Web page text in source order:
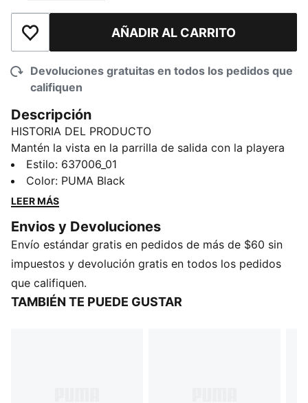
Añadir a la lista de deseosAÑADIR AL CARRITO
Devoluciones gratuitas en todos los pedidos que
califiquen
Descripción
HISTORIA DEL PRODUCTO
Mantén la vista en la parrilla de salida con la playera
Ferrari Graphic. La actitud de la Fórmula 1® cobra
fuerza con estampados inspirados en pilotos de
carreras. Suave, fácil de usar y siempre lista para
CARACTERÍSTICAS Y BENEFICIOS
Producto fabricado con al menos un 20% de
materiales reciclados
DETALLES
Producto diseñado para: Lifestyle by PUMA
Estilo: 637006_01
Color: PUMA Black
LEER MÁS
Envios y Devoluciones
Envío estándar gratis en pedidos de más de $60 sin
impuestos y devolución gratis en todos los pedidos
que califiquen.
TAMBIÉN TE PUEDE GUSTAR